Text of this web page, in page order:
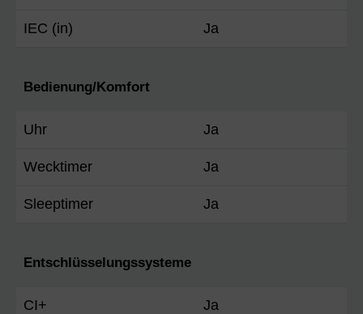
IEC (in) Ja
Bedienung/Komfort
Uhr Ja
Wecktimer Ja
Sleeptimer Ja
Entschlüsselungssysteme
CI+ Ja